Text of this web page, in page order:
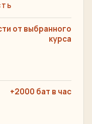
от выбранного
курса
+2000 бат в час